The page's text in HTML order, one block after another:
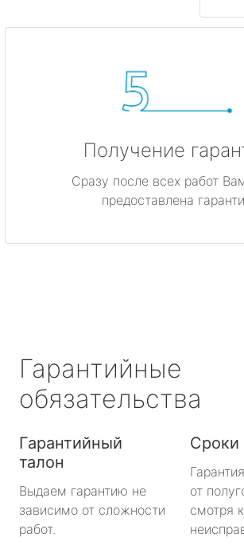
Получение
Сразу после всех работ
предоставлена
Гарантийные
обязательства
Гарантийный
талон
Выдаем гарантию не
зависимо от сложности
работ.
Сроки
от
смотря